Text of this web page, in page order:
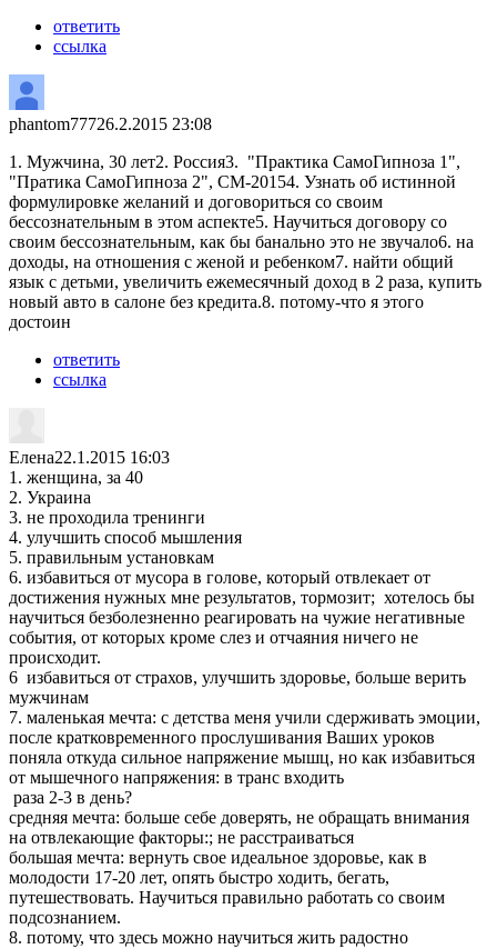
ответить
ссылка
phantom77726.2.2015 23:08
1. Мужчина, 30 лет2. Россия3. "Практика СамоГипноза 1",
"Пратика СамоГипноза 2", СМ-20154. Узнать об истинной
формулировке желаний и договориться со своим
бессознательным в этом аспекте5. Научиться договору со
своим бессознательным, как бы банально это не звучало6. на
доходы, на отношения с женой и ребенком7. найти общий
язык с детьми, увеличить ежемесячный доход в 2 раза, купить
новый авто в салоне без кредита.8. потому-что я этого
достоин
ответить
ссылка
Елена22.1.2015 16:03
1. женщина, за 40
2. Украина
3. не проходила тренинги
4. улучшить способ мышления
5. правильным установкам
6. избавиться от мусора в голове, который отвлекает от
достижения нужных мне результатов, тормозит; хотелось бы
научиться безболезненно реагировать на чужие негативные
события, от которых кроме слез и отчаяния ничего не
происходит.
6 избавиться от страхов, улучшить здоровье, больше верить
мужчинам
7. маленькая мечта: с детства меня учили сдерживать эмоции,
после кратковременного прослушивания Ваших уроков
поняла откуда сильное напряжение мышц, но как избавиться
от мышечного напряжения: в транс входить
раза 2-3 в день?
средняя мечта: больше себе доверять, не обращать внимания
на отвлекающие факторы:; не расстраиваться
большая мечта: вернуть свое идеальное здоровье, как в
молодости 17-20 лет, опять быстро ходить, бегать,
путешествовать. Научиться правильно работать со своим
подсознанием.
8. потому, что здесь можно научиться жить радостно